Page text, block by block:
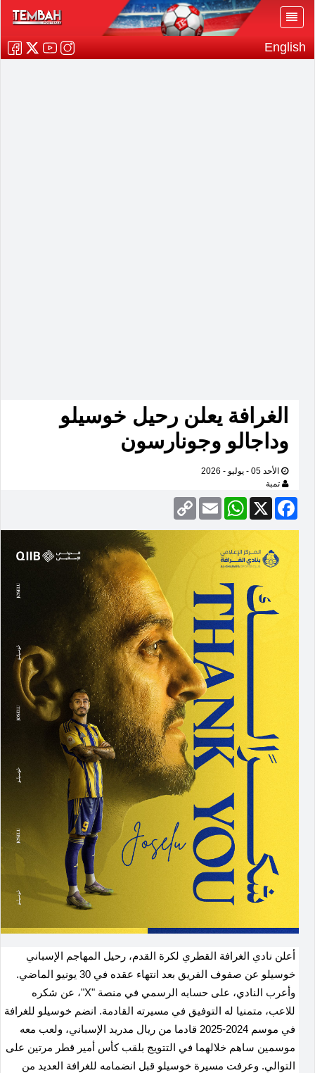
English
الغرافة يعلن رحيل خوسيلو
وداجالو وجونارسون
الأحد 05 - يوليو - 2026
تمبة
Facebook
X
WhatsApp
Email
Copy
Link
أعلن نادي الغرافة القطري لكرة القدم، رحيل المهاجم الإسباني
خوسيلو عن صفوف الفريق بعد انتهاء عقده في 30 يونيو الماضي.
وأعرب النادي، على حسابه الرسمي في منصة "X"، عن شكره
للاعب، متمنيا له التوفيق في مسيرته القادمة. انضم خوسيلو للغرافة
في موسم 2024-2025 قادما من ريال مدريد الإسباني، ولعب معه
موسمين ساهم خلالهما في التتويج بلقب كأس أمير قطر مرتين على
التوالي. وعرفت مسيرة خوسيلو قبل انضمامه للغرافة العديد من